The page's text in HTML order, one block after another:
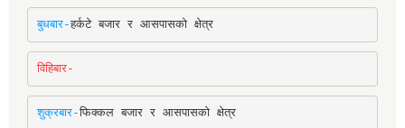
बुधबार-हर्कटे बजार र आसपासको क्षेत्र
विहिबार-
शुक्रबार-फिक्कल बजार र आसपासको क्षेत्र